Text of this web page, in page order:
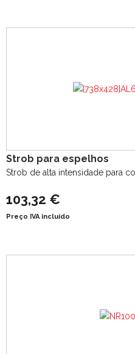
Strob para espelhos
Strob de alta intensidade para
103,32 €
Preço IVA incluído